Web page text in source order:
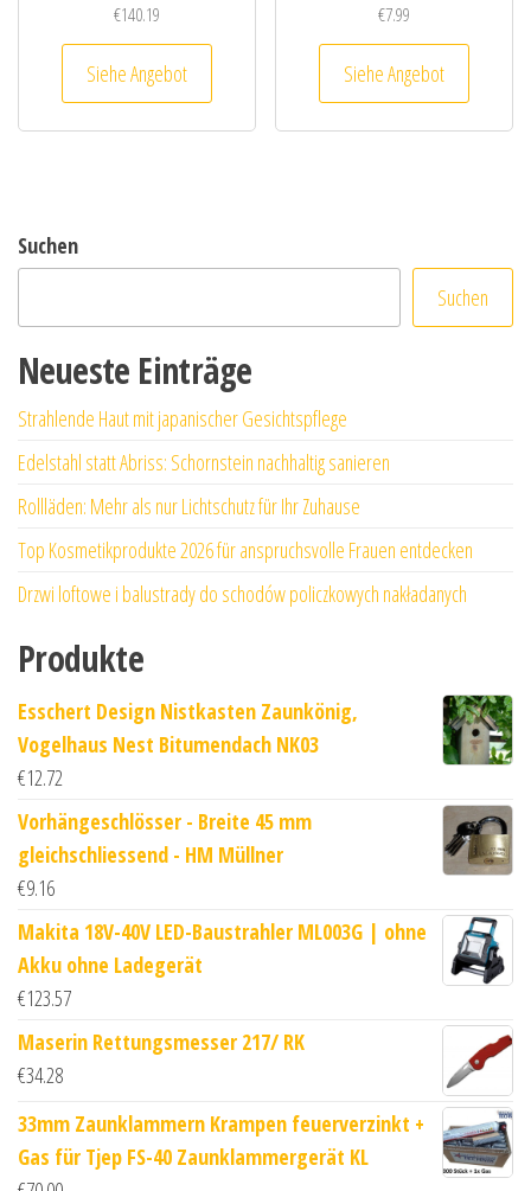
€140.19
Siehe Angebot
€7.99
Siehe Angebot
Suchen
Suchen
Neueste Einträge
Strahlende Haut mit japanischer Gesichtspflege
Edelstahl statt Abriss: Schornstein nachhaltig sanieren
Rollläden: Mehr als nur Lichtschutz für Ihr Zuhause
Top Kosmetikprodukte 2026 für anspruchsvolle Frauen entdecken
Drzwi loftowe i balustrady do schodów policzkowych nakładanych
Produkte
Esschert Design Nistkasten Zaunkönig,
Vogelhaus Nest Bitumendach NK03
€12.72
Vorhängeschlösser - Breite 45 mm
gleichschliessend - HM Müllner
€9.16
Makita 18V-40V LED-Baustrahler ML003G | ohne
Akku ohne Ladegerät
€123.57
Maserin Rettungsmesser 217/ RK
€34.28
33mm Zaunklammern Krampen feuerverzinkt +
Gas für Tjep FS-40 Zaunklammergerät KL